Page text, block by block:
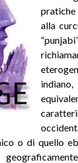
alla
o di quello